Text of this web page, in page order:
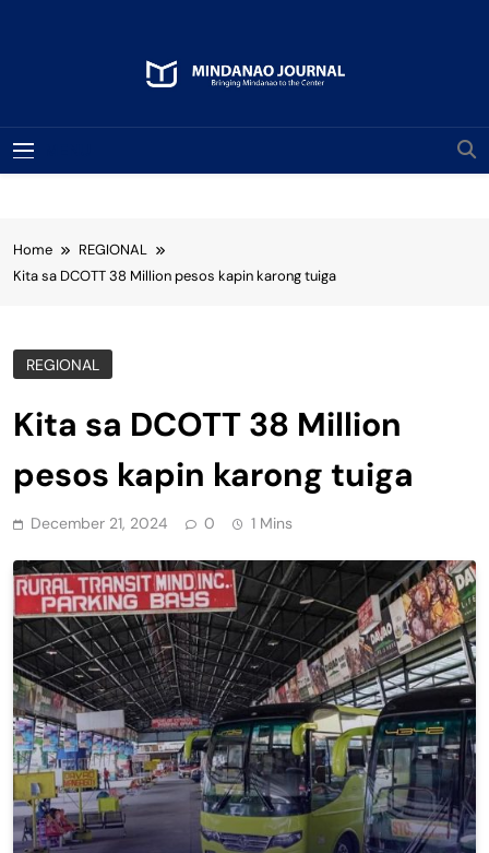
Mindanao Journal
Home
REGIONAL
Kita sa DCOTT 38 Million pesos kapin karong tuiga
REGIONAL
Kita sa DCOTT 38 Million
pesos kapin karong tuiga
December 21, 2024 0 1 Mins